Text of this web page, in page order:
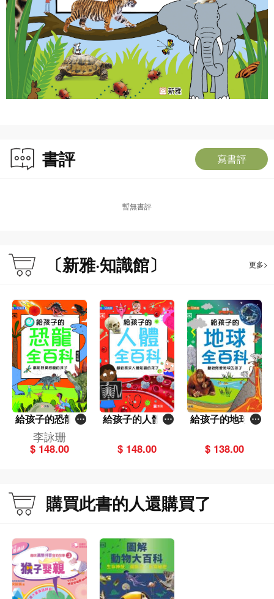
書評 寫書評
暫無書評
〔新雅·知識館〕 更多>
給孩子的恐龍全
百科（修訂版）
〔新雅·知識館〕
李詠珊
$ 148.00
給孩子的人體全
館〕
$ 148.00
給孩子的地球全
館〕
$ 138.00
購買此書的人還購買了